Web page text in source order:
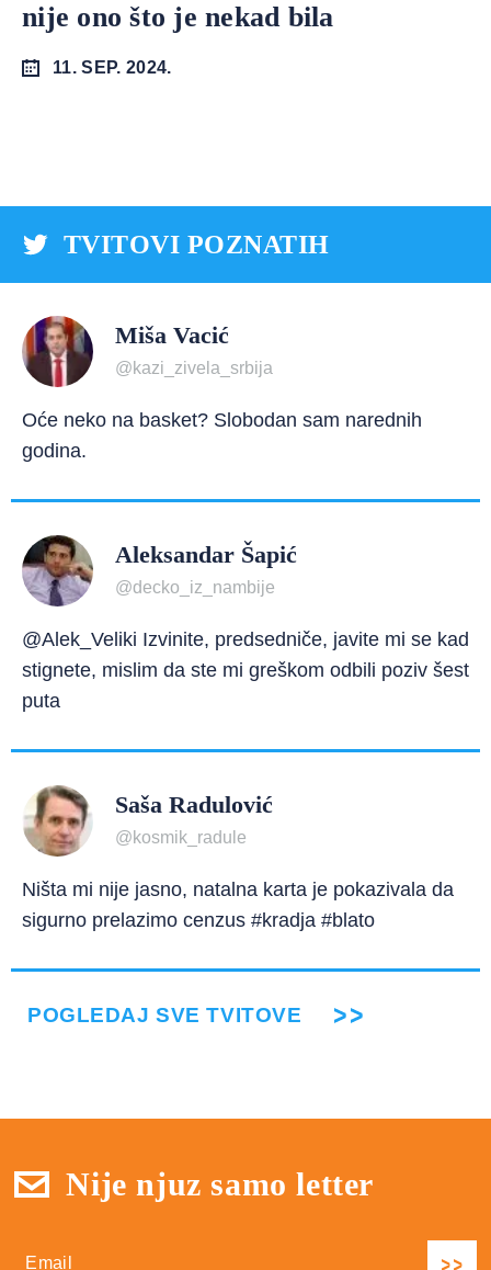
nije ono što je nekad bila
11. SEP. 2024.
TVITOVI POZNATIH
Miša Vacić
@kazi_zivela_srbija
Oće neko na basket? Slobodan sam narednih
godina.
Aleksandar Šapić
@decko_iz_nambije
@Alek_Veliki Izvinite, predsedniče, javite mi se kad
stignete, mislim da ste mi greškom odbili poziv šest
puta
Saša Radulović
@kosmik_radule
Ništa mi nije jasno, natalna karta je pokazivala da
sigurno prelazimo cenzus #kradja #blato
POGLEDAJ SVE TVITOVE
Nije njuz samo letter